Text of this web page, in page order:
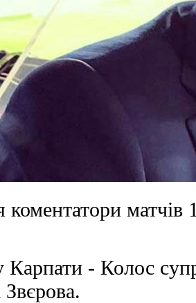
коментатори матчів
Карпати - Колос